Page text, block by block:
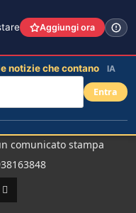
comunicato stampa
TikTok
Aggiungi ora
notizie che contano IA
Entra